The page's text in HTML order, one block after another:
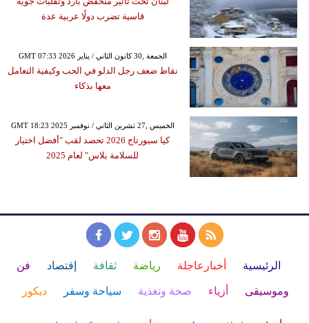
قاسية تضرب دولًا عربية عدة
GMT 07:33 2026 الجمعة ,30 كانون الثاني / يناير
نقاط ضعف رجل الدلو في الحب وكيفية التعامل
معها بذكاء
GMT 18:23 2025 الخميس ,27 تشرين الثاني / نوفمبر
كيا سبورتاج 2026 تحصد لقب "أفضل اختيار
للسلامة بلاس" لعام 2025
الرئيسية أخبارعاجلة رياضة ثقافة إقتصاد فن
وموسيقى أزياء صحة وتغذية سياحة وسفر ديكور